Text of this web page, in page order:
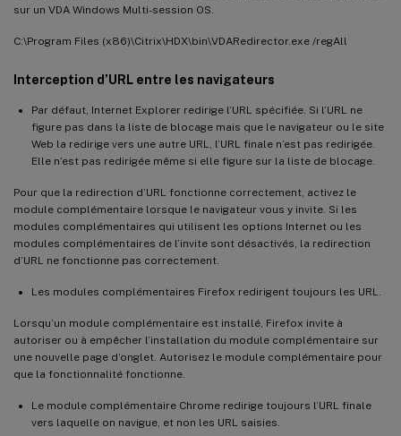
sur un VDA Windows Multi-session OS.
C:\Program Files (x86)\Citrix\HDX\bin\VDARedirector.exe /regAll
Interception d’URL entre les navigateurs
Par défaut, Internet Explorer redirige l’URL spécifiée. Si l’URL ne
figure pas dans la liste de blocage mais que le navigateur ou le site
Web la redirige vers une autre URL, l’URL finale n’est pas redirigée.
Elle n’est pas redirigée même si elle figure sur la liste de blocage.
Pour que la redirection d’URL fonctionne correctement, activez le
module complémentaire lorsque le navigateur vous y invite. Si les
modules complémentaires qui utilisent les options Internet ou les
modules complémentaires de l’invite sont désactivés, la redirection
d’URL ne fonctionne pas correctement.
Les modules complémentaires Firefox redirigent toujours les URL.
Lorsqu’un module complémentaire est installé, Firefox invite à
autoriser ou à empêcher l’installation du module complémentaire sur
une nouvelle page d’onglet. Autorisez le module complémentaire pour
que la fonctionnalité fonctionne.
Le module complémentaire Chrome redirige toujours l’URL finale
vers laquelle on navigue, et non les URL saisies.